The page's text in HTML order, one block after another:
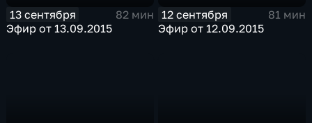
13 сентября
82 мин
Эфир от 13.09.2015
12 сентября
81 мин
Эфир от 12.09.2015